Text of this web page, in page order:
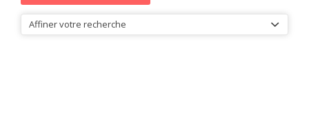
Affiner votre recherche